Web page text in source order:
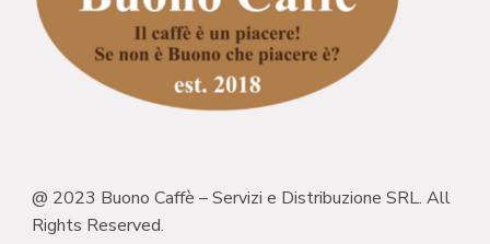
@ 2023 Buono Caffè – Servizi e Distribuzione SRL. All
Rights Reserved.